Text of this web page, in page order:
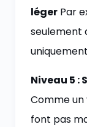
léger Par
seulement
Niveau 5 :
Comme un
font pas